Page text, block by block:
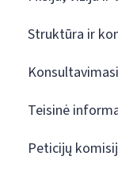
Struktūra ir
Teisinė
Peticijų